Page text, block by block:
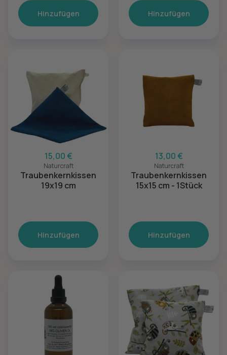
Hinzufügen Hinzufügen
15,00 €
Naturcraft
Traubenkernkissen
19x19 cm
Hinzufügen
13,00 €
Naturcraft
Traubenkernkissen
15x15 cm - 1Stück
Hinzufügen